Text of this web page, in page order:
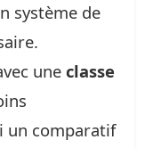
système de
une classe
un comparatif